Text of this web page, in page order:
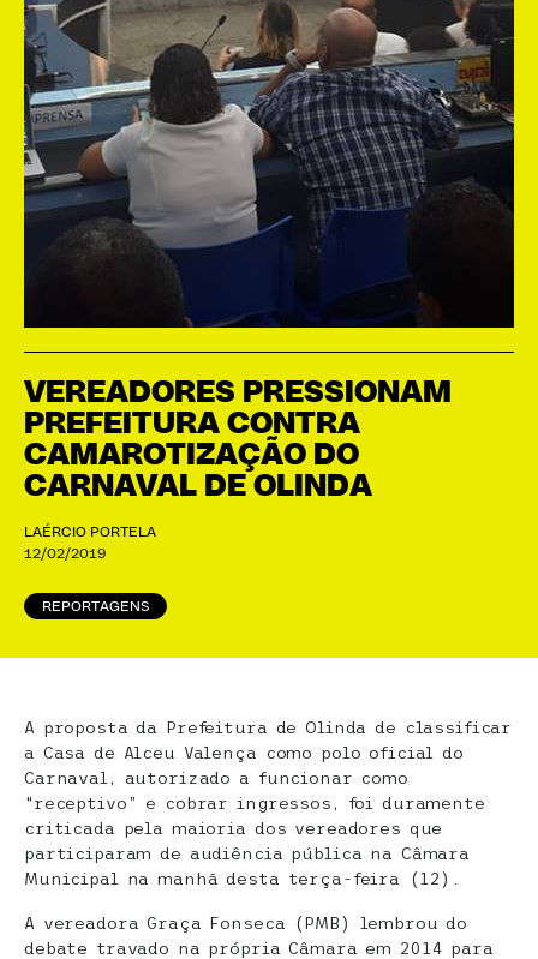
VEREADORES PRESSIONAM
PREFEITURA CONTRA
CAMAROTIZAÇÃO DO
CARNAVAL DE OLINDA
LAÉRCIO PORTELA
12/02/2019
REPORTAGENS
A proposta da Prefeitura de Olinda de classificar
a Casa de Alceu Valença como polo oficial do
Carnaval, autorizado a funcionar como
“receptivo” e cobrar ingressos, foi duramente
criticada pela maioria dos vereadores que
participaram de audiência pública na Câmara
Municipal na manhã desta terça-feira (12).
A vereadora Graça Fonseca (PMB) lembrou do
debate travado na própria Câmara em 2014 para